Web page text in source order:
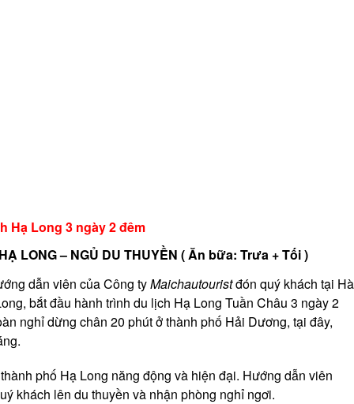
Hạ Long 3 ngày 2 đêm
LONG – NGỦ DU THUYỀN ( Ăn bữa: Trưa + Tối )
dẫn viên của Công tyMaichautouristđón quý khách tại Hà
bắt đầu hành trình du lịch Hạ Long Tuần Châu 3 ngày 2
nghỉ dừng chân 20 phút ở thành phố Hải Dương, tại đây,
phố Hạ Long năng động và hiện đại. Hướng dẫn viên
khách lên du thuyền và nhận phòng nghỉ ngơi.